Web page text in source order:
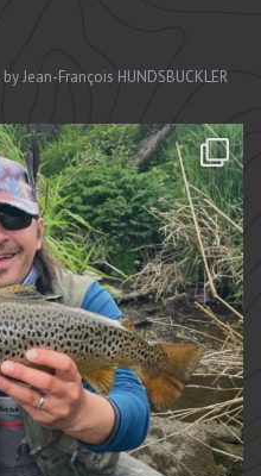
by Jean-François HUNDSBUCKLER